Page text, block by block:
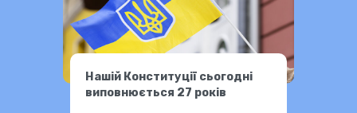
Нашій Конституції сьогодні
виповнюється 27 років